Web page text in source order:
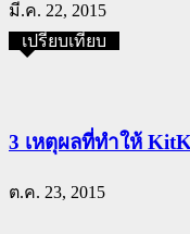
มี.ค. 22, 2015
เปรียบเทียบ
3 เหตุผลที่ทำให้
ต.ค. 23, 2015